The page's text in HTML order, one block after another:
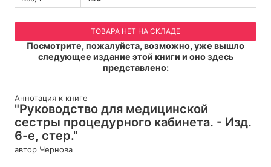
ТОВАРА НЕТ НА СКЛАДЕ
Посмотрите, пожалуйста, возможно, уже вышло
следующее издание этой книги и оно здесь
представлено:
Аннотация к книге
"Руководство для медицинской
сестры процедурного кабинета. - Изд.
6-е, стер."
автор Чернова